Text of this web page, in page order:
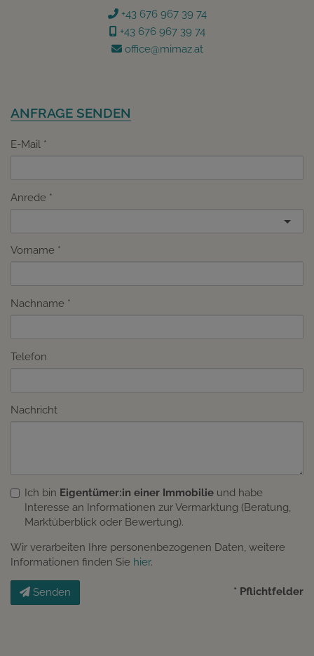
+43 676 967 39 74
+43 676 967 39 74
office@mimaz.at
ANFRAGE SENDEN
E-Mail
Anrede
Vorname
Nachname
Telefon
Nachricht
Ich bin Eigentümer:in einer Immobilie und habe
Interesse an Informationen zur Vermarktung (Beratung,
Marktüberblick oder Bewertung).
Wir verarbeiten Ihre personenbezogenen Daten, weitere
Informationen finden Sie hier.
Senden * Pflichtfelder